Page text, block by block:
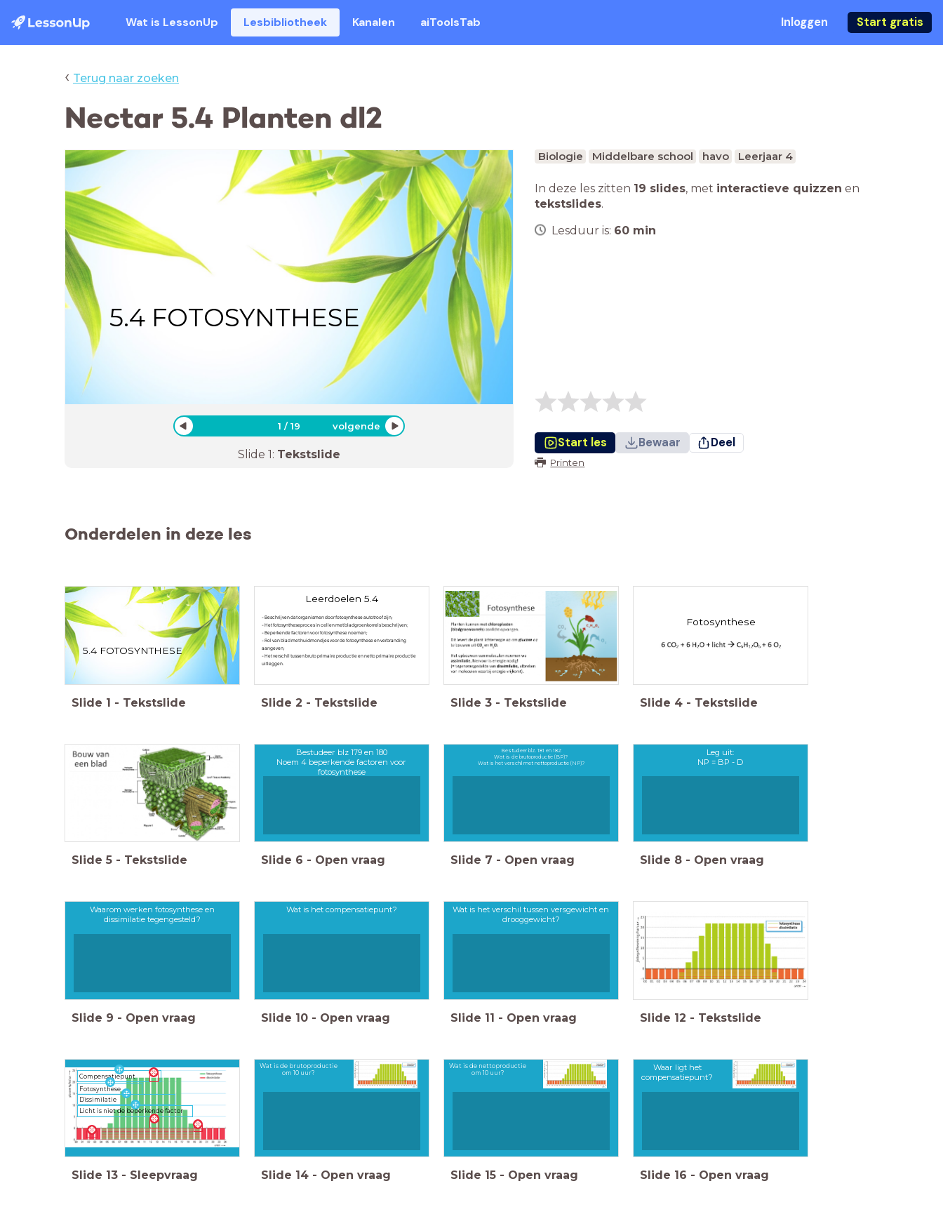
Wat is LessonUp Lesbibliotheek Kanalen aiToolsTab Inloggen Start gratis
‹ Terug naar zoeken
Nectar 5.4 Planten dl2
5.4 FOTOSYNTHESE
1 /19 volgende
Slide 1: Tekstslide
Biologie Middelbare school havo Leerjaar 4
In deze les zitten 19 slides, met interactieve quizzen en
tekstslides.
Lesduur is: 60 min
Start les Bewaar Deel
Printen
Onderdelen in deze les
5.4 FOTOSYNTHESE
Slide 1 - Tekstslide
Leerdoelen 5.4
- Beschrijven dat organismen door fotosynthese autotroof zijn;
- Het fotosyntheseproces in cellen met bladgroenkorrels beschrijven;
- Beperkende factoren voor fotosynthese noemen;
- Rol van blad met huidmondjes voor de fotosynthese en verbranding
aangeven;
- Het verschil tussen bruto primaire productie en netto primaire productie
uitleggen.
Slide 2 - Tekstslide Slide 3 - Tekstslide
Fotosynthese
Slide 4 - Tekstslide
Slide 5 - Tekstslide
Bestudeer blz 179 en 180
Noem 4 beperkende factoren voor
fotosynthese
Slide 6 - Open vraag
Bestudeer blz. 181 en 182:
Wat is de brutoproductie (BP)?
Wat is het verschil met nettoproductie (NP)?
Slide 7 - Open vraag
Leg uit:
NP = BP - D
Slide 8 - Open vraag
Waarom werken fotosynthese en
dissimilatie tegengesteld?
Slide 9 - Open vraag
Wat is het compensatiepunt?
Slide 10 - Open vraag
Wat is het verschil tussen versgewicht en
drooggewicht?
Slide 11 - Open vraag Slide 12 - Tekstslide
Compensatiepunt
Dissimilatie
Fotosynthese
Licht is niet de beperkende factor
Slide 13 - Sleepvraag
Wat is de brutoproductie
om 10 uur?
Slide 14 - Open vraag
Wat is de nettoproductie
om 10 uur?
Slide 15 - Open vraag
Waar ligt het
compensatiepunt?
Slide 16 - Open vraag